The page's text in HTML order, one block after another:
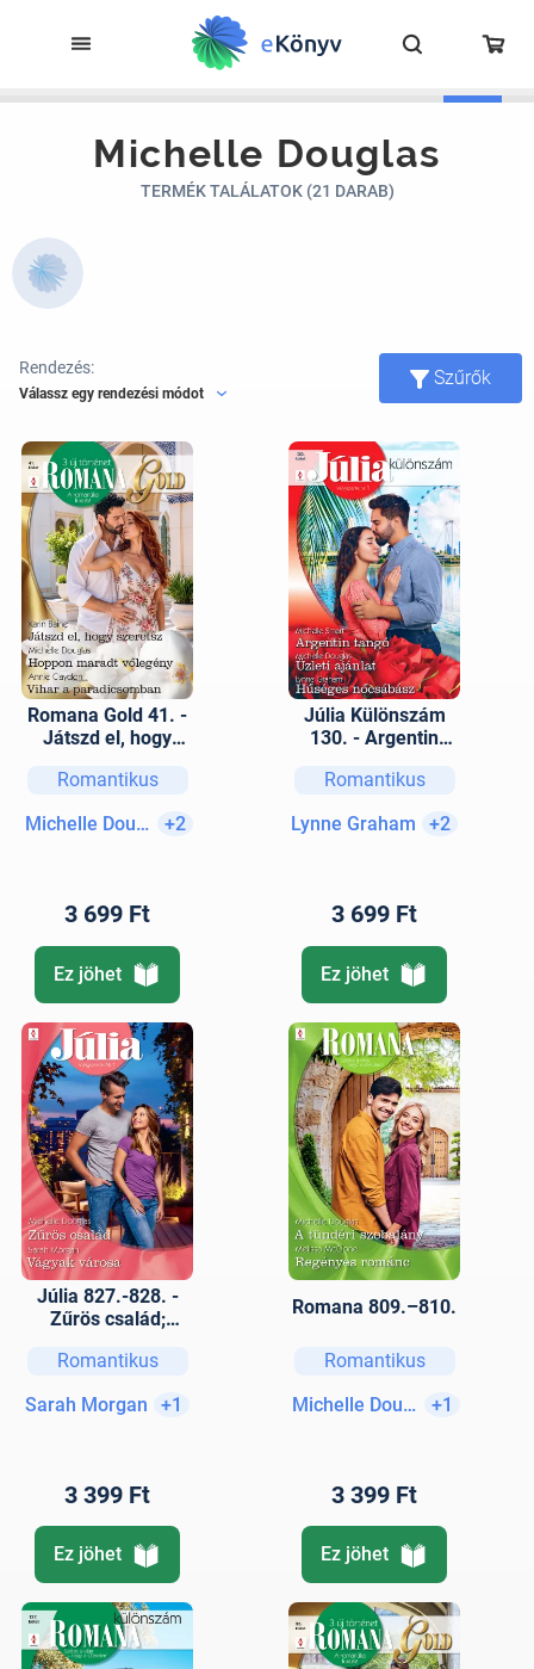
Michelle Douglas
TERMÉK TALÁLATOK (21 DARAB)
Rendezés:
Válassz egy rendezési módot
Szűrők
Romana Gold 41. -
Játszd el, hogy
maradt vőlegény;
paradicsomban
Romantikus
Michelle Douglas+2
3 699 Ft
Ez jöhet
Júlia Különszám
130. - Argentin
ajánlat; Hűséges
Romantikus
Lynne Graham
+2
3 699 Ft
Ez jöhet
Júlia 827.-828. -
Zűrös család;
Romantikus
Sarah Morgan
+1
3 399 Ft
Ez jöhet
Romana 809.–810.
Romantikus
Michelle Douglas+1
3 399 Ft
Ez jöhet